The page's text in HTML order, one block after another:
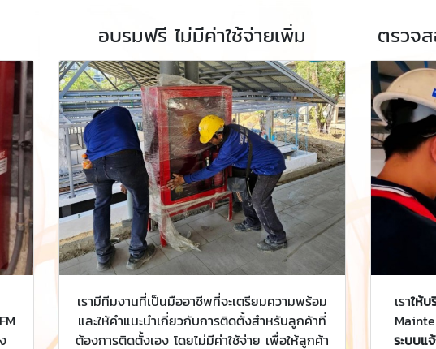
อบรมฟรี ไม่มีค่าใช้จ่ายเพิ่ม
เรามีทีมงานที่เป็นมืออาชีพที่จะเตรียมความพร้อม
และให้คำแนะนำเกี่ยวกับการติดตั้งสำหรับลูกค้าที่
ต้องการติดตั้งเอง โดยไม่มีค่าใช้จ่าย เพื่อให้ลูกค้า
ตรวจ
เราให้บ
ระบบแ